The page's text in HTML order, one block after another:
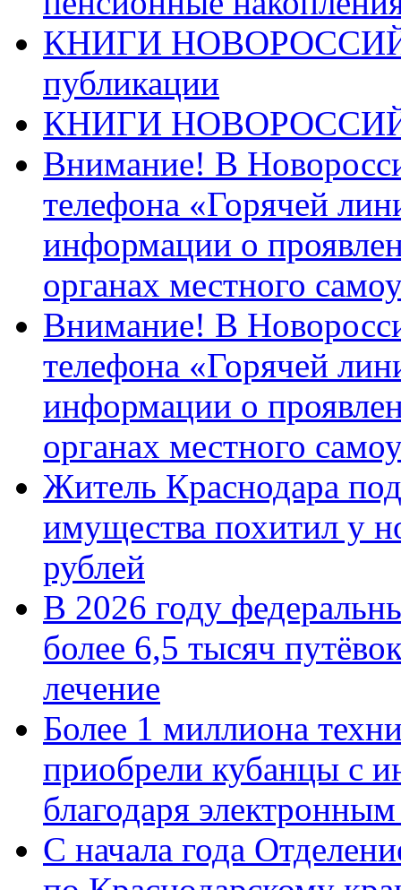
КНИГИ
публикации
КНИГИ
Внимание! В
телефона «Горячей
информации о
органах местного
Внимание! В
телефона «Горячей
информации о
органах местного
Житель Краснодара
имущества похитил у
рублей
В 2026 году
более 6,5 тысяч
лечение
Более 1 миллиона
приобрели кубанцы с
благодаря
С начала года